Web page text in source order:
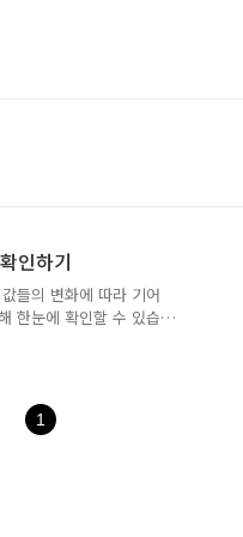
인하기
들의 변화에 따라 기어
한눈에 확인할 수 있습
.
브라 프로그램을 설치
LISP로 AutoCAD나
1